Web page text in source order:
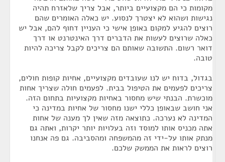
מקומות כי הם מקצועיים ביותר, אבל צריך שלאזרח תהיה
נגישות ושהוא לא יצטרך לנסוע. יש כאלה האומרים שהם
רוצים להגיע למקום באופן אישי כי העניין דחוף להם, אבל יש
כאלה שרוצים לעשות את הדברים דרך האינטרנט או דרך
דואר רשום. התשובה שאותם הם צריכים לקבל צריכה להיות
טובה.
בגדול, בדוח יש לנו שעובדים מקצועיים, אחיות קופות חולים,
צריכים לפעמים את הטיפול בבית. לפעמים חולה שצריך אחות
מוכשרת. הבנתי שיש מחסור באחיות מקצועיות בתחום הזה.
אני חושב שבאופן כללי ישנו מחסור של אחיות במדינה כי
המדינה לא נערכה. כתוצאה מזה שאין לך מענה של אחות
אתה מכניס אותו למוסד וזה בעלויות יותר יקרות, ואתה גם
מנתק אותו על-ידי זה מהמשפחה ומהסביבה. גם פה אנחנו
רוצים לראות את הממשק שלכם.